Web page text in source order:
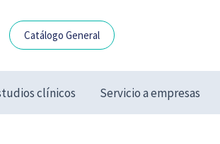
Catálogo General
clínicos Servicio a empresas